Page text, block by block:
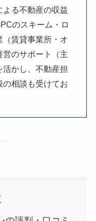
る不動産の収益
のスキーム・ロ
賃貸事業所・オ
のサポート（主
かし、不動産担
相談も受けてお